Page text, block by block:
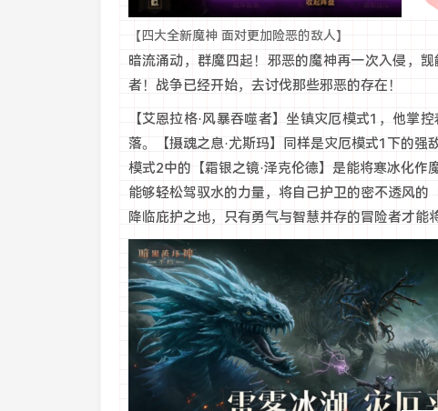
【四大全新魔神 面对更加险恶的敌人】
暗流涌动，群魔四起！邪恶的魔神再一次入侵，
者！战争已经开始，去讨伐那些邪恶的存在！
【艾恩拉格·风暴吞噬者】坐镇灾厄模式1，他掌
落。【摄魂之息·尤斯玛】同样是灾厄模式1下的
模式2中的【霜银之镜·泽克伦德】是能将寒冰化作
能够轻松驾驭水的力量，将自己护卫的密不透风
降临庇护之地，只有勇气与智慧并存的冒险者才能